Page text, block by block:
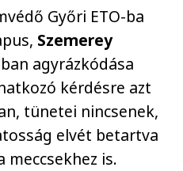
Győri ETO-ba
Szemerey
agyrázkódása
kérdésre azt
tünetei nincsenek,
elvét betartva
meccsekhez is.